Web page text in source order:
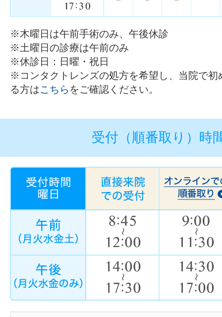
※木曜日は午前手術のみ、午後休診
※土曜日の診療は午前のみ
※休診日：日曜・祝日
※コンタクトレンズの処方を希望し、当院で初
る方はこちら をご確認ください。
受付（順番取り）時